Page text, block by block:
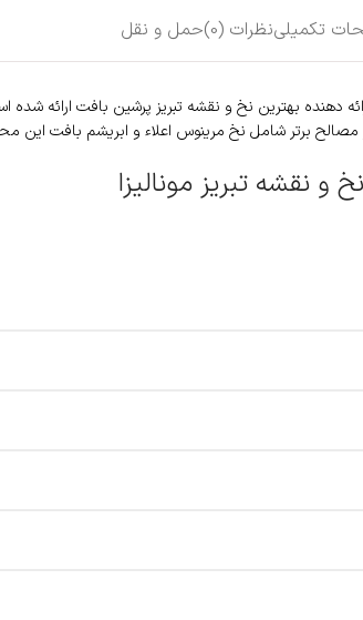
تکمیلینظرات (0) حمل و نقل
دهنده بهترین نخ و نقشه تبریز پرشین بافت ارائه
برتر شامل نخ مرینوس اعلاء و ابریشم بافت این
نقشه تبریز مونالیزا